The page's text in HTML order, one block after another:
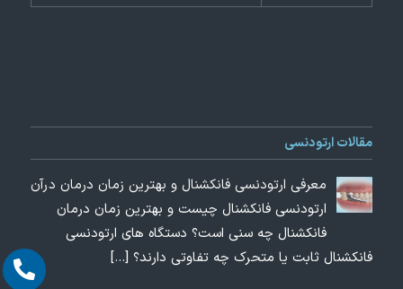
مقالات ارتودنسی
معرفی ارتودنسی فانکشنال و بهترین زمان درمان درآن
ارتودنسی فانکشنال چیست و بهترین زمان درمان
فانکشنال چه سنی است؟ دستگاه های ارتودنسی
فانکشنال ثابت یا متحرک چه تفاوتی دارند؟[…]